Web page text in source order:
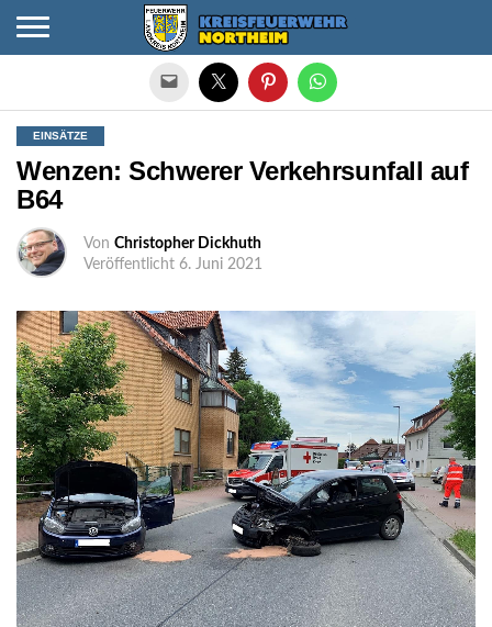
EINSÄTZE
Wenzen: Schwerer Verkehrsunfall auf
B64
Von Christopher Dickhuth
Veröffentlicht 6. Juni 2021
Die mobile Version verlassen